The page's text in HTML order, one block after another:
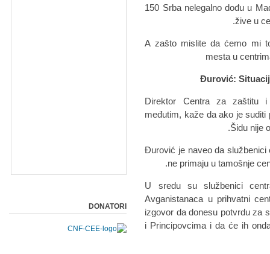
150 Srba nelegalno dođu u
žive u
"A zašto mislite da ćemo mi
mesta u
Đurović:
Direktor Centra za zaštitu
međutim, kaže da ako je
Šidu nije
Đurović je naveo da službenici
ne primaju u tamošnje
"U sredu su službenici
Avganistanaca u prihvatni
izgovor da donesu potvrdu za
i Principovcima i da će ih
DONATORI